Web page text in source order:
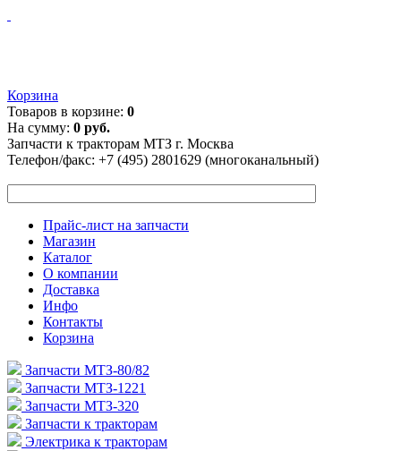
Корзина
Товаров в корзине: 0
На сумму: 0 руб.
Запчасти к тракторам МТЗ г. Москва
Телефон/факс: +7 (495) 2801629 (многоканальный)
Прайс-лист на запчасти
Магазин
Каталог
О компании
Доставка
Инфо
Контакты
Корзина
Запчасти МТЗ-80/82
Запчасти МТЗ-1221
Запчасти МТЗ-320
Запчасти к тракторам
Электрика к тракторам